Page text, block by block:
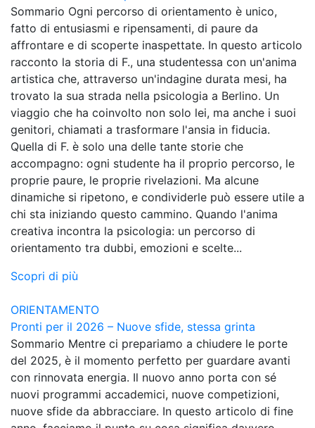
Sommario Ogni percorso di orientamento è unico,
fatto di entusiasmi e ripensamenti, di paure da
affrontare e di scoperte inaspettate. In questo articolo
racconto la storia di F., una studentessa con un'anima
artistica che, attraverso un'indagine durata mesi, ha
trovato la sua strada nella psicologia a Berlino. Un
viaggio che ha coinvolto non solo lei, ma anche i suoi
genitori, chiamati a trasformare l'ansia in fiducia.
Quella di F. è solo una delle tante storie che
accompagno: ogni studente ha il proprio percorso, le
proprie paure, le proprie rivelazioni. Ma alcune
dinamiche si ripetono, e condividerle può essere utile a
chi sta iniziando questo cammino. Quando l'anima
creativa incontra la psicologia: un percorso di
orientamento tra dubbi, emozioni e scelte...
Scopri di più
ORIENTAMENTO
Pronti per il 2026 – Nuove sfide, stessa grinta
Sommario Mentre ci prepariamo a chiudere le porte
del 2025, è il momento perfetto per guardare avanti
con rinnovata energia. Il nuovo anno porta con sé
nuovi programmi accademici, nuove competizioni,
nuove sfide da abbracciare. In questo articolo di fine